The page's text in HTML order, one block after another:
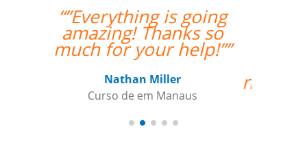
“”Considero a sua
empresa a ser
extremamente útil
para satisfazer as
necessidades da minha
filha de 12 anos que
está aprendendo
japonês. Eu